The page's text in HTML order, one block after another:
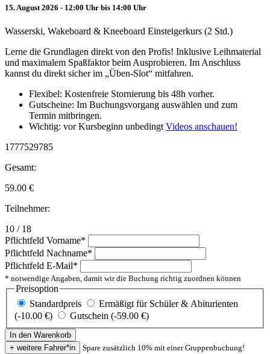
15. August 2026 - 12:00 Uhr bis 14:00 Uhr
Wasserski, Wakeboard & Kneeboard Einsteigerkurs (2 Std.)
Lerne die Grundlagen direkt von den Profis! Inklusive Leihmaterial
und maximalem Spaßfaktor beim Ausprobieren. Im Anschluss
kannst du direkt sicher im „Üben-Slot“ mitfahren.
Flexibel: Kostenfreie Stornierung bis 48h vorher.
Gutscheine: Im Buchungsvorgang auswählen und zum
Termin mitbringen.
Wichtig: vor Kursbeginn unbedingt Videos anschauen!
1777529785
Gesamt:
59.00 €
Teilnehmer:
10 / 18
Pflichtfeld Vorname*
Pflichtfeld Nachname*
Pflichtfeld E-Mail*
* notwendige Angaben, damit wir die Buchung richtig zuordnen können
Preisoption
Standardpreis
Ermäßigt für Schüler & Abiturienten
(-10.00 €)
Gutschein (-59.00 €)
Spare zusätzlich 10% mit einer Gruppenbuchung!